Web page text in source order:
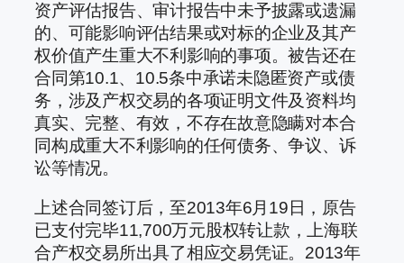
资产评估报告、审计报告中未予披露或遗漏
的、可能影响评估结果或对标的企业及其产
权价值产生重大不利影响的事项。被告还在
合同第10.1、10.5条中承诺未隐匿资产或债
务，涉及产权交易的各项证明文件及资料均
真实、完整、有效，不存在故意隐瞒对本合
同构成重大不利影响的任何债务、争议、诉
讼等情况。
上述合同签订后，至2013年6月19日，原告
已支付完毕11,700万元股权转让款，上海联
合产权交易所出具了相应交易凭证。2013年